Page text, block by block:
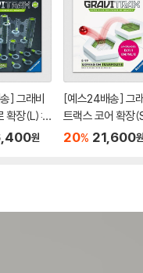
] 그래비
확장(L):
런[8세이
원
[예스24배송] 그
트랙스 코어 확장
트램펄린 / 마블런
20% 21,600원